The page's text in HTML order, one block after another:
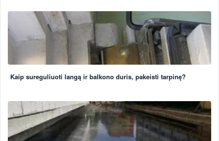
Kaip sureguliuoti langą ir balkono duris, pakeisti tarpinę?